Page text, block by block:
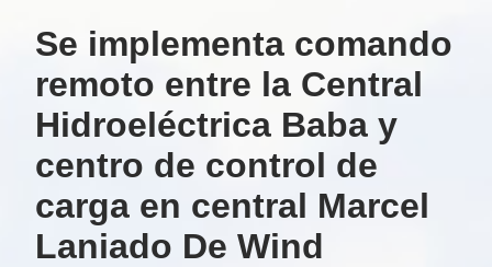
Se implementa comando
remoto entre la Central
Hidroeléctrica Baba y
centro de control de
carga en central Marcel
Laniado De Wind